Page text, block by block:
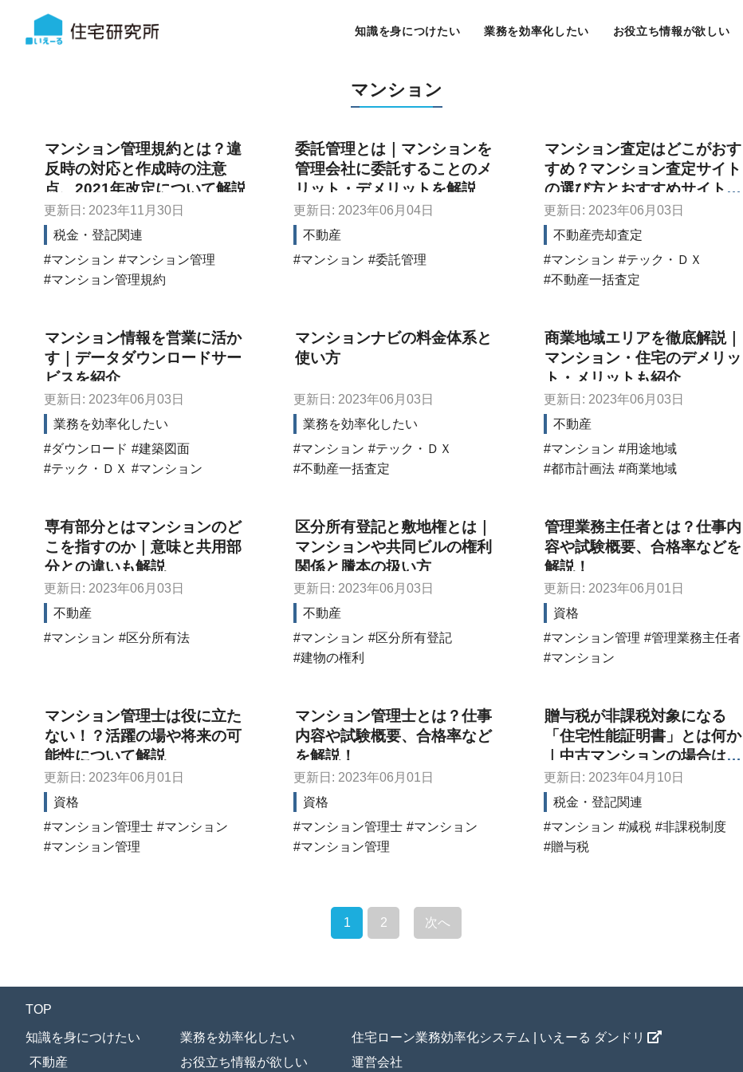
知識を身につけたい 業務を効率化したい お役立ち情報が欲しい
マンション
マンション管理規約とは？違
反時の対応と作成時の注意
点、2021年改定について解説
更新日: 2023年11月30日
税金・登記関連
マンション
マンション管理
マンション管理規約
委託管理とは｜マンションを
管理会社に委託することのメ
リット・デメリットを解説
更新日: 2023年06月04日
不動産
マンション
委託管理
マンション査定はどこがおす
すめ？マンション査定サイト
の選び方とおすすめサイト5
つを紹介
更新日: 2023年06月03日
不動産売却査定
マンション
テック・ＤＸ
不動産一括査定
マンション情報を営業に活か
す｜データダウンロードサー
ビスを紹介
更新日: 2023年06月03日
業務を効率化したい
ダウンロード
建築図面
テック・ＤＸ
マンション
マンションナビの料金体系と
使い方
更新日: 2023年06月03日
業務を効率化したい
マンション
テック・ＤＸ
不動産一括査定
商業地域エリアを徹底解説｜
マンション・住宅のデメリッ
ト・メリットも紹介
更新日: 2023年06月03日
不動産
マンション
用途地域
都市計画法
商業地域
専有部分とはマンションのど
こを指すのか｜意味と共用部
分との違いも解説
更新日: 2023年06月03日
不動産
マンション
区分所有法
区分所有登記と敷地権とは｜
マンションや共同ビルの権利
関係と謄本の扱い方
更新日: 2023年06月03日
不動産
マンション
区分所有登記
建物の権利
管理業務主任者とは？仕事内
容や試験概要、合格率などを
解説！
更新日: 2023年06月01日
資格
マンション管理
管理業務主任者
マンション
マンション管理士は役に立た
ない！？活躍の場や将来の可
能性について解説
更新日: 2023年06月01日
資格
マンション管理士
マンション
マンション管理
マンション管理士とは？仕事
内容や試験概要、合格率など
を解説！
更新日: 2023年06月01日
資格
マンション管理士
マンション
マンション管理
贈与税が非課税対象になる
「住宅性能証明書」とは何か
｜中古マンションの場合はど
うする？
更新日: 2023年04月10日
税金・登記関連
マンション
減税
非課税制度
贈与税
1 2 次へ
TOP
知識を身につけたい
不動産
業務を効率化したい
お役立ち情報が欲しい
住宅ローン業務効率化システム | いえーる ダンドリ
運営会社